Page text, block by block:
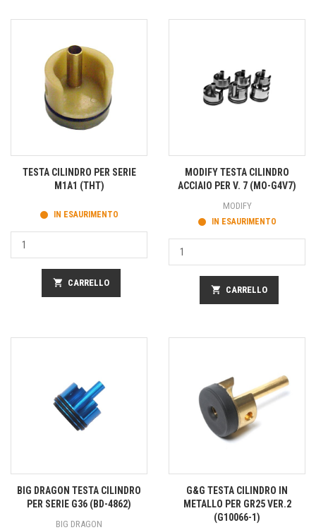
TESTA CILINDRO PER SERIE
M1A1 (THT)
IN ESAURIMENTO
shopping_cart CARRELLO
MODIFY TESTA CILINDRO
ACCIAIO PER V. 7 (MO-G4V7)
MODIFY
IN ESAURIMENTO
shopping_cart CARRELLO
BIG DRAGON TESTA CILINDRO
PER SERIE G36 (BD-4862)
BIG DRAGON
G&G TESTA CILINDRO IN
METALLO PER GR25 VER.2
(G10066-1)